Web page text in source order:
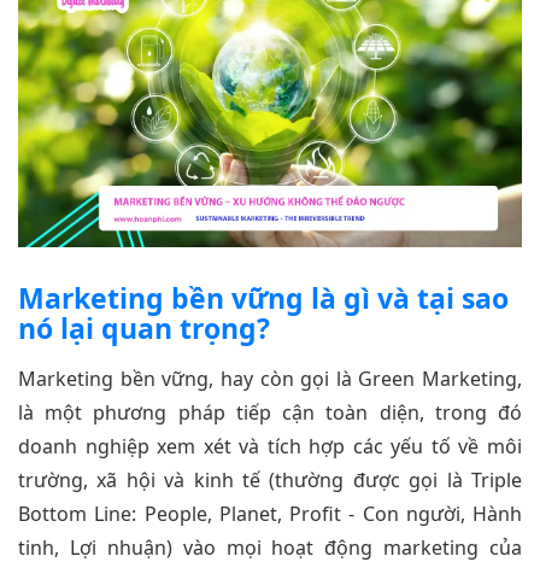
Marketing bền vững là gì và tại sao
nó lại quan trọng?
Marketing bền vững, hay còn gọi là Green Marketing,
là một phương pháp tiếp cận toàn diện, trong đó
doanh nghiệp xem xét và tích hợp các yếu tố về môi
trường, xã hội và kinh tế (thường được gọi là Triple
Bottom Line: People, Planet, Profit - Con người, Hành
tinh, Lợi nhuận) vào mọi hoạt động marketing của